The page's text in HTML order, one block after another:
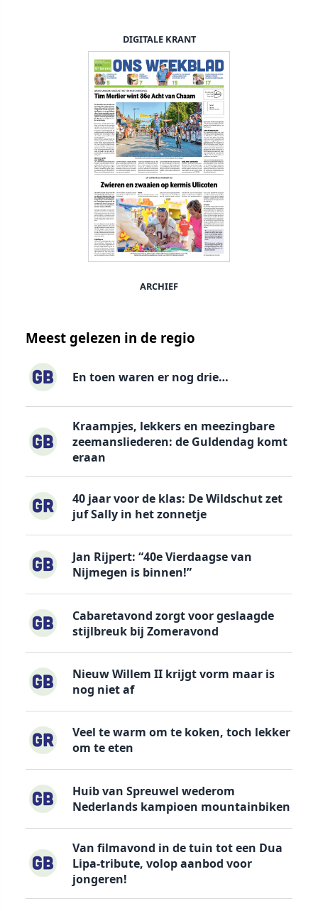
DIGITALE KRANT
ARCHIEF
Meest gelezen in de regio
En toen waren er nog drie…
Kraampjes, lekkers en meezingbare
zeemansliederen: de Guldendag komt
eraan
40 jaar voor de klas: De Wildschut zet
juf Sally in het zonnetje
Jan Rijpert: “40e Vierdaagse van
Nijmegen is binnen!”
Cabaretavond zorgt voor geslaagde
stijlbreuk bij Zomeravond
Nieuw Willem II krijgt vorm maar is
nog niet af
Veel te warm om te koken, toch lekker
om te eten
Huib van Spreuwel wederom
Nederlands kampioen mountainbiken
Van filmavond in de tuin tot een Dua
Lipa-tribute, volop aanbod voor
jongeren!